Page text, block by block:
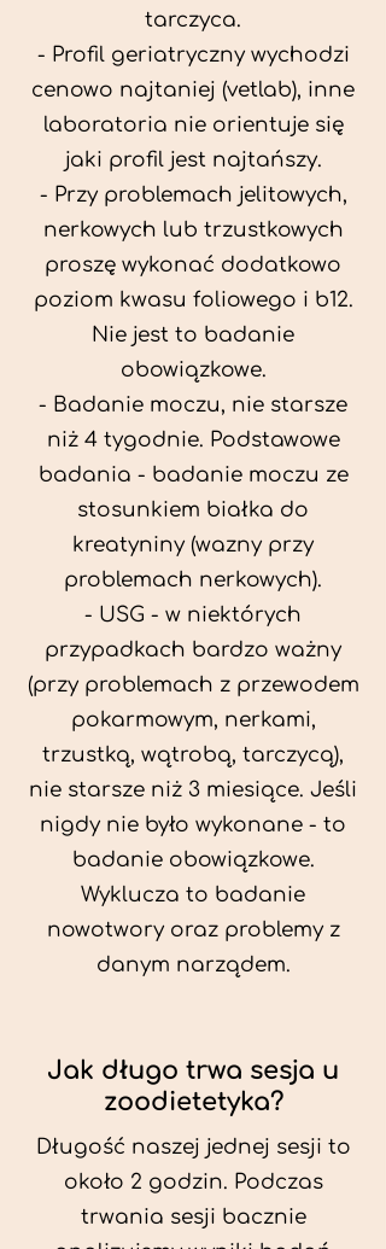
tarczyca.
- Profil geriatryczny wychodzi
cenowo najtaniej (vetlab), inne
laboratoria nie orientuje się
jaki profil jest najtańszy.
- Przy problemach jelitowych,
nerkowych lub trzustkowych
proszę wykonać dodatkowo
poziom kwasu foliowego i b12.
Nie jest to badanie
obowiązkowe.
- Badanie moczu, nie starsze
niż 4 tygodnie. Podstawowe
badania - badanie moczu ze
stosunkiem białka do
kreatyniny (wazny przy
problemach nerkowych).
- USG - w niektórych
przypadkach bardzo ważny
(przy problemach z przewodem
pokarmowym, nerkami,
trzustką, wątrobą, tarczycą),
nie starsze niż 3 miesiące. Jeśli
nigdy nie było wykonane - to
badanie obowiązkowe.
Wyklucza to badanie
nowotwory oraz problemy z
danym narządem.
Jak długo trwa sesja u
zoodietetyka?
Długość naszej jednej sesji to
około 2 godzin. Podczas
trwania sesji bacznie